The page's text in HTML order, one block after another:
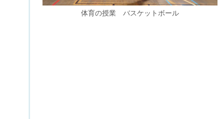
体育の授業 バスケットボール